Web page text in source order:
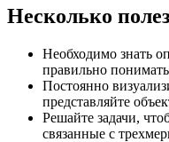
Несколько
Необходимо знать
правильно
Постоянно
представляйте
Решайте задачи,
связанные с